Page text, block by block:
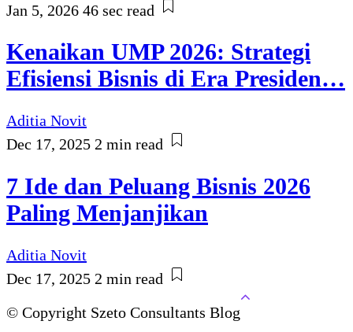
Jan 5, 2026 46 sec read
Kenaikan UMP 2026: Strategi
Efisiensi Bisnis di Era Presiden…
Aditia Novit
Dec 17, 2025 2 min read
7 Ide dan Peluang Bisnis 2026
Paling Menjanjikan
Aditia Novit
Dec 17, 2025 2 min read
© Copyright Szeto Consultants Blog